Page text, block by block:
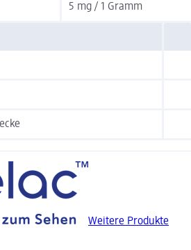
5 mg / 1 Gramm
Weitere Produkte